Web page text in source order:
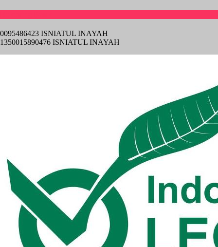
0095486423 ISNIATUL INAYAH
1350015890476 ISNIATUL INAYAH